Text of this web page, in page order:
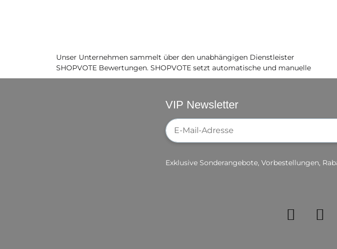
Unser Unternehmen sammelt über den unabhängigen Dienstleister
SHOPVOTE Bewertungen. SHOPVOTE setzt automatische und manuelle
VIP Newsletter
Newsletter-Registrierung
Exklusive Sonderangebote, Vorbestellungen,